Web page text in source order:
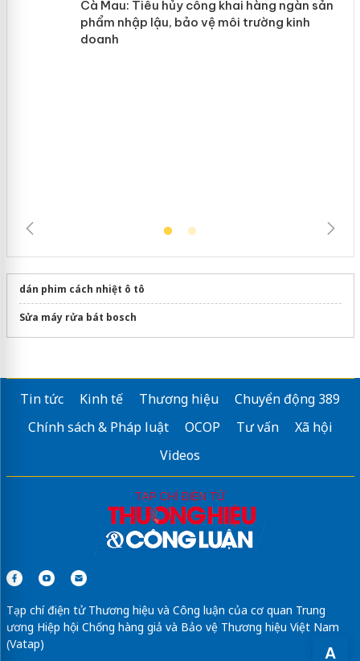
A
Hưng Yên: Xử lý 6 hộ kinh doanh bán
hàng giả mạo nhãn hiệu Adidas, Nike
dán phim cách nhiệt ô tô
Sửa máy rửa bát bosch
Tin tức Kinh tế Thương hiệu
Chuyển động 389
Chính sách & Pháp luật
OCOP Tư vấn
Xã hội
Videos
Tạp chí điện tử Thương hiệu và Công luận của cơ quan Trung
ương Hiệp hội Chống hàng giả và Bảo vệ Thương hiệu Việt Nam
(Vatap)